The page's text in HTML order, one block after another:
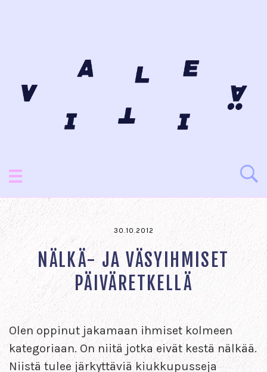
30.10.2012
NÄLKÄ- JA VÄSYIHMISET
PÄIVÄRETKELLÄ
Olen oppinut jakamaan ihmiset kolmeen
kategoriaan. On niitä jotka eivät kestä nälkää.
Niistä tulee järkyttäviä kiukkupusseja